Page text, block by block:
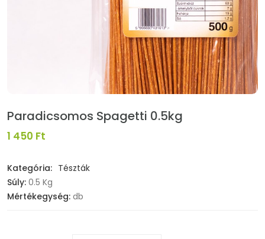
Paradicsomos Spagetti 0.5kg
1 450 Ft
Kategória: Tészták
Súly: 0.5 Kg
Mértékegység: db